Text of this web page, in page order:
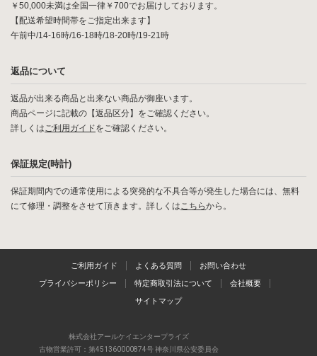
￥50,000未満は全国一律￥700でお届けしております。
【配送希望時間帯をご指定出来ます】
午前中/14-16時/16-18時/18-20時/19-21時
返品について
返品が出来る商品と出来ない商品が御座います。
商品ページに記載の【返品区分】をご確認ください。
詳しくはご利用ガイドをご確認ください。
保証規定(時計)
保証期間内での通常使用による突発的な不具合等が発生した場合には、無料
にて修理・調整をさせて頂きます。詳しくはこちらから。
ご利用ガイド よくある質問 お問い合わせ
プライバシーポリシー 特定商取引法について 会社概要
サイトマップ
株式会社アールケイエンタープライズ
古物営業許可：第451360000874号 神奈川県公安委員会